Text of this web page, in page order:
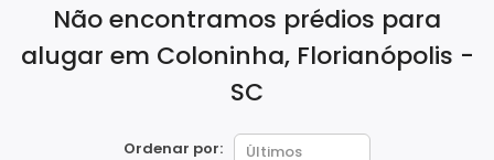
Não encontramos prédios para
alugar em Coloninha, Florianópolis -
SC
Ordenar por: